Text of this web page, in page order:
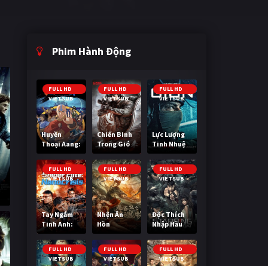
Phim Hành Động
FULL HD
VIETSUB
Huyền
Thoại Aang:
Tiết Khí Sư
Cuối Cùng
FULL HD
VIETSUB
Chiến Binh
Trong Gió
FULL HD
VIETSUB
Lực Lượng
Tinh Nhuệ
FULL HD
VIETSUB
Tay Ngắm
Tinh Anh:
Nguy Cơ
Nano
FULL HD
VIETSUB
Nhện Ăn
Hồn
FULL HD
VIETSUB
Độc Thích
Nhập Hầu
FULL HD
VIETSUB
FULL HD
VIETSUB
FULL HD
VIETSUB